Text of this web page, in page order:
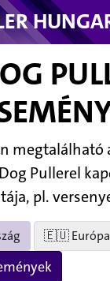
megtalálható
Pullerel
pl.
🇪🇺 Európa